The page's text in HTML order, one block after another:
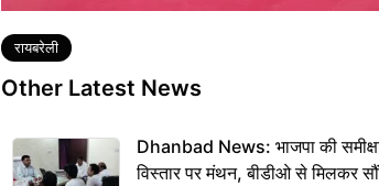
Tags
रायबरेली
Other Latest News
Dhanbad News: भाजपा की
विस्तार पर मंथन, बीडीओ से मिलकर